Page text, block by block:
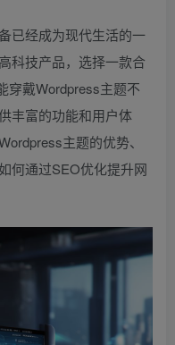
已经成为现代生活的一
科技产品，选择一款合
穿戴Wordpress主题不
丰富的功能和用户体
主题的优势、
何通过SEO优化提升网